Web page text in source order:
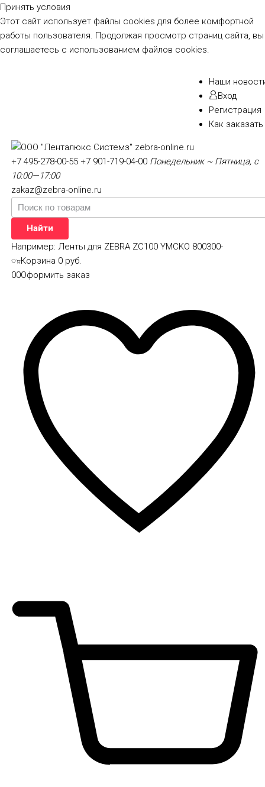
Принять условия
Этот сайт использует файлы cookies для более комфортной
работы пользователя. Продолжая просмотр страниц сайта, вы
соглашаетесь с использованием файлов cookies.
Наши
Вход
Регистрация
Как заказать
+7 495-278-00-55+7 901-719-04-00 Понедельник ~ Пятница, с
10:00—17:00
zakaz@zebra-online.ru
Найти
Например:Ленты для ZEBRA ZC100 YMCKO 800300-
00
Корзина 0 руб.
Оформить заказ